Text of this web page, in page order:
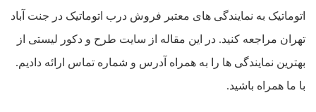
اتوماتیک به نمایندگی های معتبر فروش درب اتوماتیک در جنت آباد
تهران مراجعه کنید. در این مقاله از سایت طرح و دکور لیستی از
بهترین نمایندگی ها را به همراه آدرس و شماره تماس ارائه دادیم.
با ما همراه باشید.